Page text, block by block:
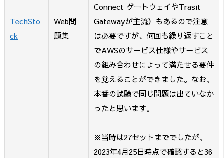
TechSto
ck
Web問
題集
Connect ゲートウェイやTrasit
Gatewayが主流）もあるので注意
は必要ですが、何回も繰り返すこと
でAWSのサービス仕様やサービス
の組み合わせによって満たせる要件
を覚えることができました。なお、
本番の試験で同じ問題は出ていなか
ったと思います。
※当時は27セットまででしたが、
2023年4月25日時点で確認すると36